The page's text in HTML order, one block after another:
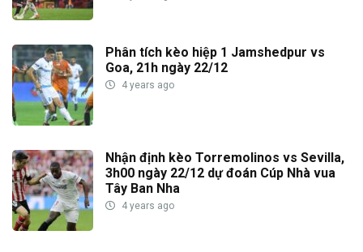
Phân tích kèo hiệp 1 Jamshedpur vs
Goa, 21h ngày 22/12
4 years ago
Nhận định kèo Torremolinos vs Sevilla,
3h00 ngày 22/12 dự đoán Cúp Nhà vua
Tây Ban Nha
4 years ago